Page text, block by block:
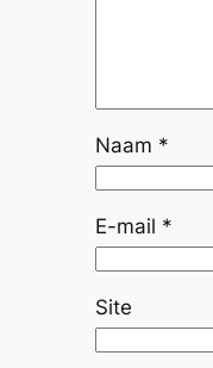
Naam *
E-mail *
Site